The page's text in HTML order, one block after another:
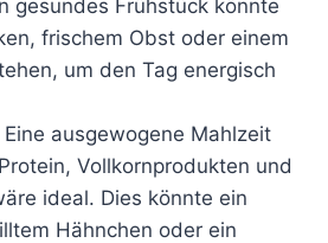
gesundes Frühstück könnte
frischem Obst oder einem
um den Tag energisch
Eine ausgewogene Mahlzeit
Vollkornprodukten und
ideal. Dies könnte ein
Hähnchen oder ein